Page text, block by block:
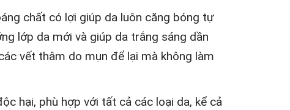
chất có lợi giúp da luôn căng bóng tự
lớp da mới và giúp da trắng sáng dần
vết thâm do mụn để lại mà không làm
hại, phù hợp với tất cả các loại da, kể cả